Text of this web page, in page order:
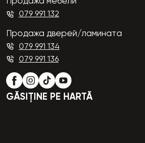
079 991 132
Продажа дверей/ламината
079 991 134
079 991 136
GĂSIȚINE PE HARTĂ